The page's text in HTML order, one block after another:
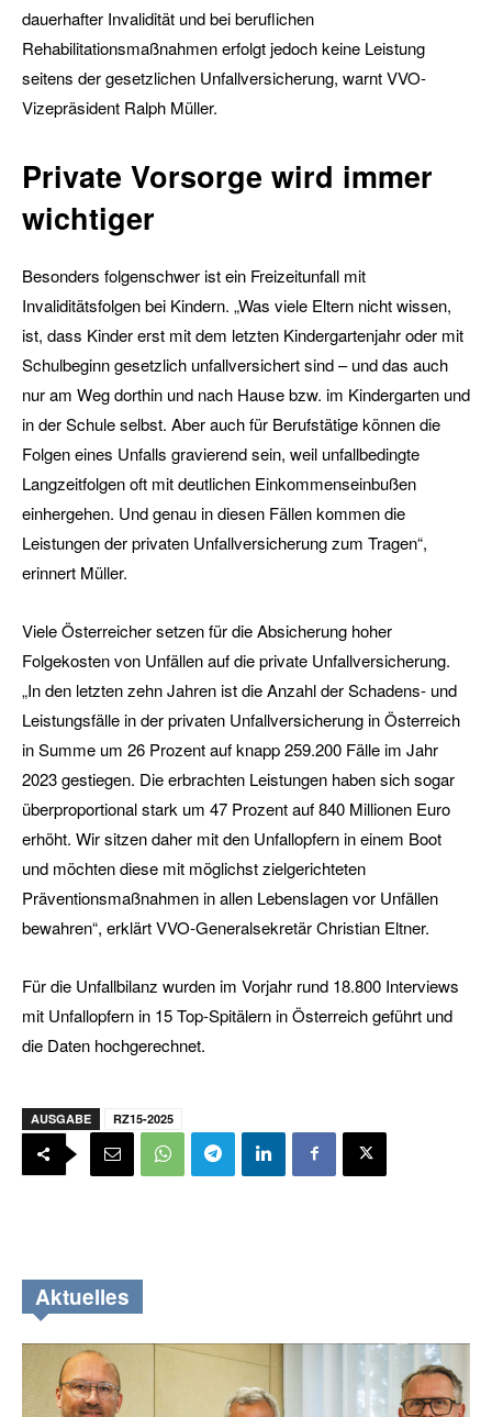
dauerhafter Invalidität und bei beruflichen
Rehabilitationsmaßnahmen erfolgt jedoch keine Leistung
seitens der gesetzlichen Unfallversicherung, warnt VVO-
Vizepräsident Ralph Müller.
Private Vorsorge wird immer
wichtiger
Besonders folgenschwer ist ein Freizeitunfall mit
Invaliditätsfolgen bei Kindern. „Was viele Eltern nicht wissen,
ist, dass Kinder erst mit dem letzten Kindergartenjahr oder mit
Schulbeginn gesetzlich unfallversichert sind – und das auch
nur am Weg dorthin und nach Hause bzw. im Kindergarten und
in der Schule selbst. Aber auch für Berufstätige können die
Folgen eines Unfalls gravierend sein, weil unfallbedingte
Langzeitfolgen oft mit deutlichen Einkommenseinbußen
einhergehen. Und genau in diesen Fällen kommen die
Leistungen der privaten Unfallversicherung zum Tragen“,
erinnert Müller.
Viele Österreicher setzen für die Absicherung hoher
Folgekosten von Unfällen auf die private Unfallversicherung.
„In den letzten zehn Jahren ist die Anzahl der Schadens- und
Leistungsfälle in der privaten Unfallversicherung in Österreich
in Summe um 26 Prozent auf knapp 259.200 Fälle im Jahr
2023 gestiegen. Die erbrachten Leistungen haben sich sogar
überproportional stark um 47 Prozent auf 840 Millionen Euro
erhöht. Wir sitzen daher mit den Unfallopfern in einem Boot
und möchten diese mit möglichst zielgerichteten
Präventionsmaßnahmen in allen Lebenslagen vor Unfällen
bewahren“, erklärt VVO-Generalsekretär Christian Eltner.
Für die Unfallbilanz wurden im Vorjahr rund 18.800 Interviews
mit Unfallopfern in 15 Top-Spitälern in Österreich geführt und
die Daten hochgerechnet.
AUSGABE RZ15-2025
Aktuelles